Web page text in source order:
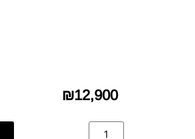
₪12,900